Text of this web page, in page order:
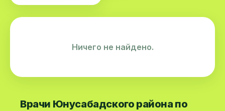
Ничего не найдено.
Врачи Юнусабадского района по